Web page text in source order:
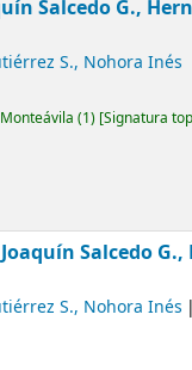
Salcedo G.,
S., Nohora Inés
(1) Signatura
Joaquín Salcedo
S., Nohora Inés